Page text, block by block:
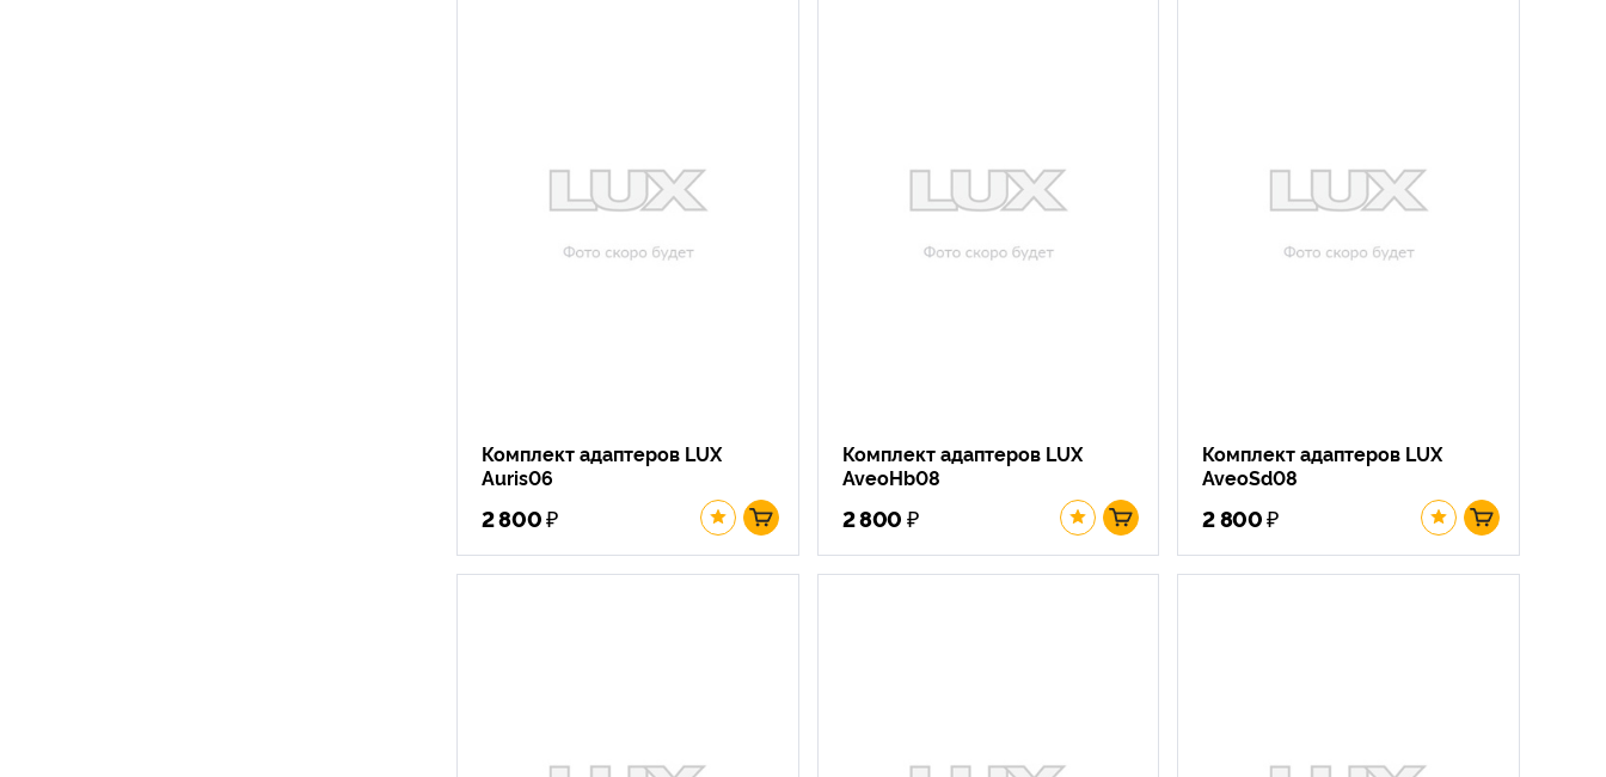
Комплект адаптеров LUX
Auris06
2 800₽
Комплект адаптеров LUX
AveoHb08
2 800 ₽
Комплект адаптеров LUX
AveoSd08
2 800₽